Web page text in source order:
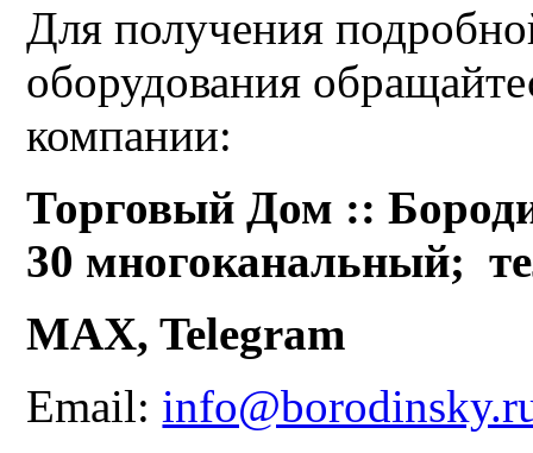
Для получения
оборудования
компании:
Торговый Дом ::
30 многоканальный;
MAX, Telegram
Email: